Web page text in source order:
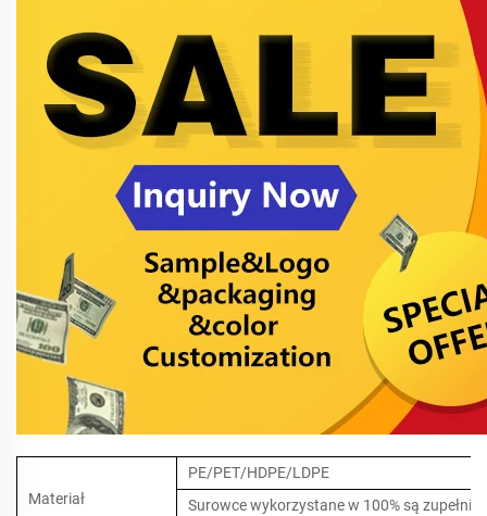
Materiał
PE/PET/HDPE/LDPE
Surowce wykorzystane w 100% są